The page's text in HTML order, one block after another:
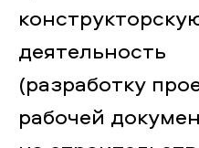
деятельность
(разработку
рабочей